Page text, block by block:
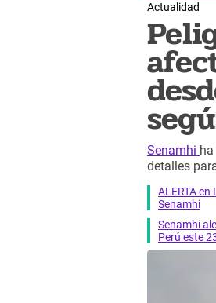
Actualidad
Senamhi
detalles
ALERTA
Senamhi
Senamhi
Perú este